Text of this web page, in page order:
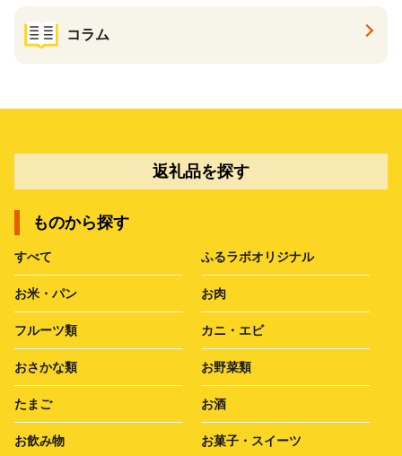
コラム
返礼品を探す
ものから探す
すべて ふるラボオリジナル
お米・パン お肉
フルーツ類 カニ・エビ
おさかな類 お野菜類
たまご お酒
お飲み物 お菓子・スイーツ